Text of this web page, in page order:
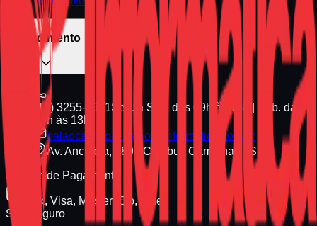
Atendimento
(19) 3255-1661Seg. a Sex. das 09h às 18h | Sáb. das
09h às 13h
balaocastelo@balaodainformatica.com.br
Av. Anchieta, 789 - Cambuí, Campinas - SP
Formas de Pagamento
Pix, Visa, Master, Elo, Amex
Site Seguro